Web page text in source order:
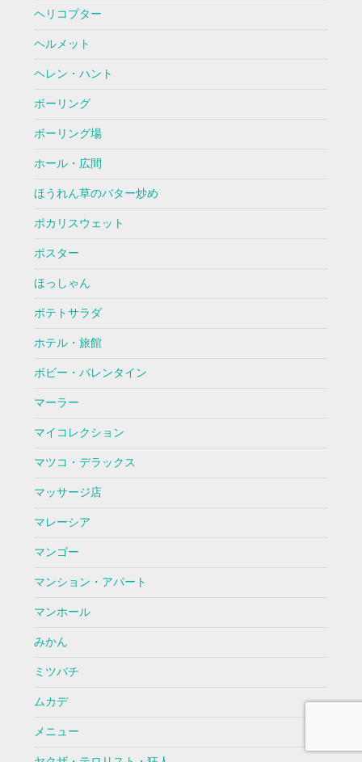
ヘリコプター
ヘルメット
ヘレン・ハント
ボーリング
ボーリング場
ホール・広間
ほうれん草のバター炒め
ポカリスウェット
ポスター
ほっしゃん
ポテトサラダ
ホテル・旅館
ボビー・バレンタイン
マーラー
マイコレクション
マツコ・デラックス
マッサージ店
マレーシア
マンゴー
マンション・アパート
マンホール
みかん
ミツバチ
ムカデ
メニュー